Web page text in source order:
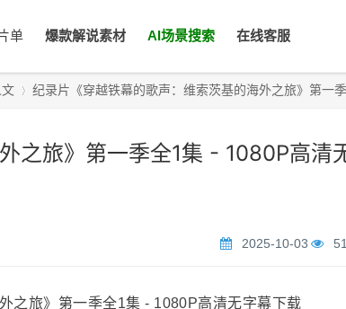
单 爆款解说素材 AI场景搜索 在线客服
纪录片《穿越铁幕的歌声：维索茨基的海外之旅》第一季
之旅》第一季全1集 - 1080P高清
2025-10-03